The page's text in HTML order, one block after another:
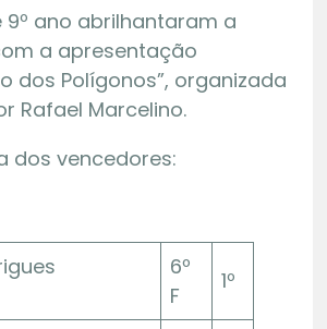
9º ano abrilhantaram a
a apresentação
dos Polígonos”, organizada
Rafael Marcelino.
dos vencedores:
6º
F
1º